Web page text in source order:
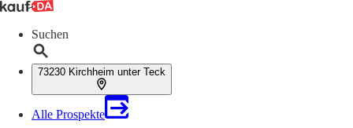
Suchen
73230 Kirchheim unter Teck
Alle Prospekte